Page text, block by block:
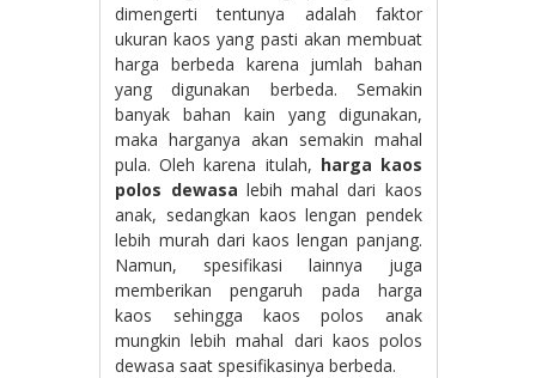
dimengerti tentunya adalah faktor
ukuran kaos yang pasti akan membuat
harga berbeda karena jumlah bahan
yang digunakan berbeda. Semakin
banyak bahan kain yang digunakan,
maka harganya akan semakin mahal
pula. Oleh karena itulah, harga kaos
polos dewasa lebih mahal dari kaos
anak, sedangkan kaos lengan pendek
lebih murah dari kaos lengan panjang.
Namun, spesifikasi lainnya juga
memberikan pengaruh pada harga
kaos sehingga kaos polos anak
mungkin lebih mahal dari kaos polos
dewasa saat spesifikasinya berbeda.